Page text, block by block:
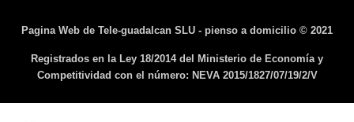
Pagina Web de Tele-guadalcan SLU - pienso a domicilio © 2021
Registrados en la Ley 18/2014 del Ministerio de Economía y
Competitividad con el número: NEVA 2015/1827/07/19/2/V